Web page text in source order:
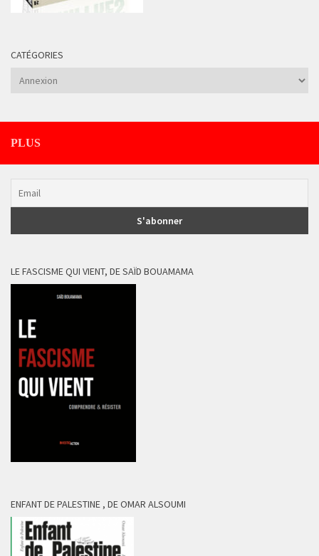
CATÉGORIES
Catégories
PLUS
LE FASCISME QUI VIENT, DE SAÏD BOUAMAMA
ENFANT DE PALESTINE , DE OMAR ALSOUMI